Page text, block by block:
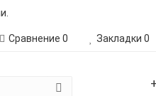
Сравнение 0 Закладки 0